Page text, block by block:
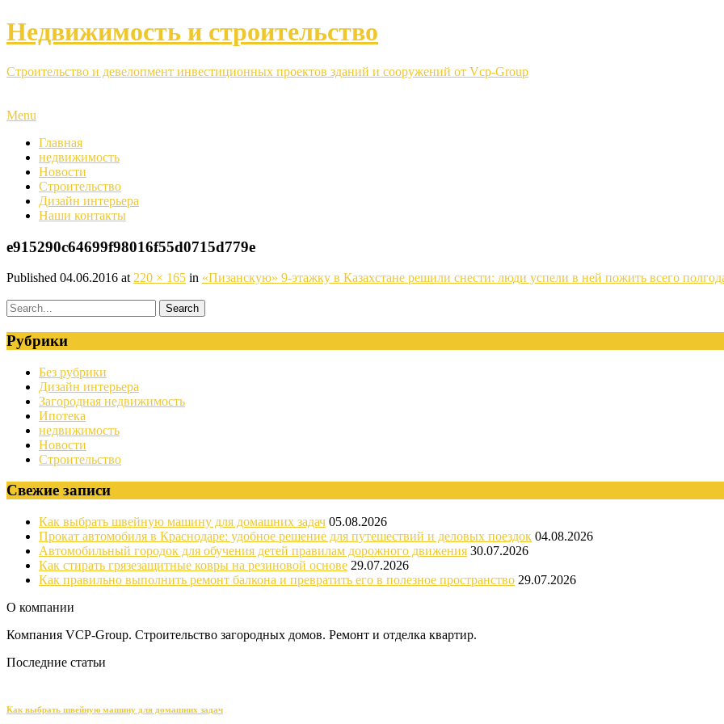
Недвижимость и строительство
Строительство и девелопмент инвестиционных проектов зданий и сооружений от Vcp-Group
Menu
Главная
недвижимость
Новости
Строительство
Дизайн интерьера
Наши контакты
e915290c64699f98016f55d0715d779e
Published 04.06.2016 at 220 × 165 in «Пизанскую» 9-этажку в Казахстане решили снести: люди успели в ней пожить всего
Рубрики
Без рубрики
Дизайн интерьера
Загородная недвижимость
Ипотека
недвижимость
Новости
Строительство
Свежие записи
Как выбрать швейную машину для домашних задач 05.08.2026
Прокат автомобиля в Краснодаре: удобное решение для путешествий и деловых поездок 04.08.2026
Автомобильный городок для обучения детей правилам дорожного движения 30.07.2026
Как стирать грязезащитные ковры на резиновой основе 29.07.2026
Как правильно выполнить ремонт балкона и превратить его в полезное пространство 29.07.2026
О компании
Компания VCP-Group. Строительство загородных домов. Ремонт и отделка квартир.
Последние статьи
Как выбрать швейную машину для домашних задач